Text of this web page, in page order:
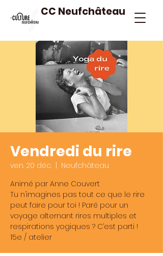
CC Neufchâteau
Vendredi du rire
ven. 20 déc.
Neufchâteau
Animé par Anne Couvert
Tu n’imagines pas tout ce que le rire
peut faire pour toi ! Paré pour un
voyage alternant rires multiples et
respirations yogiques ? C’est parti !
15e / atelier